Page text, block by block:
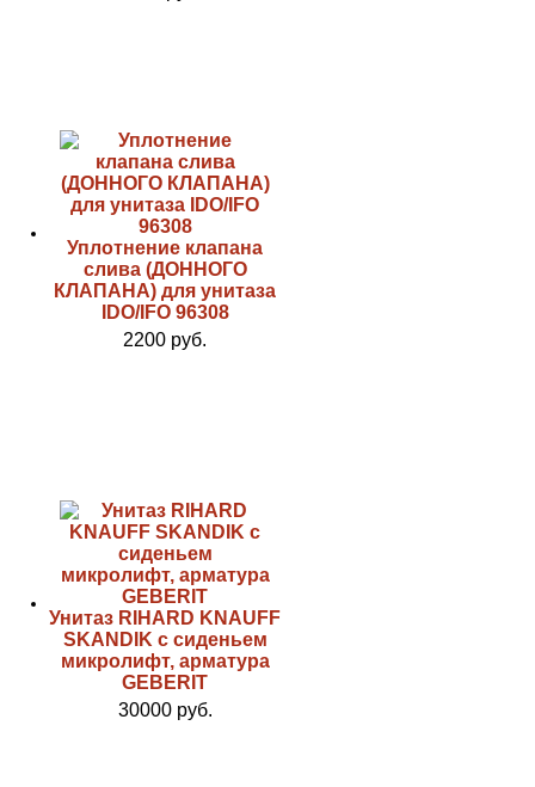
Уплотнение клапана
слива (ДОННОГО
КЛАПАНА) для унитаза
IDO/IFO 96308
2200 руб.
Унитаз RIHARD KNAUFF
SKANDIK с сиденьем
микролифт, арматура
GEBERIT
30000 руб.